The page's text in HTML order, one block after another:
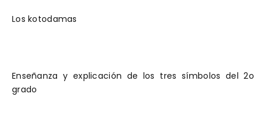
Los kotodamas
Enseñanza y explicación de los tres símbolos del 2o
grado